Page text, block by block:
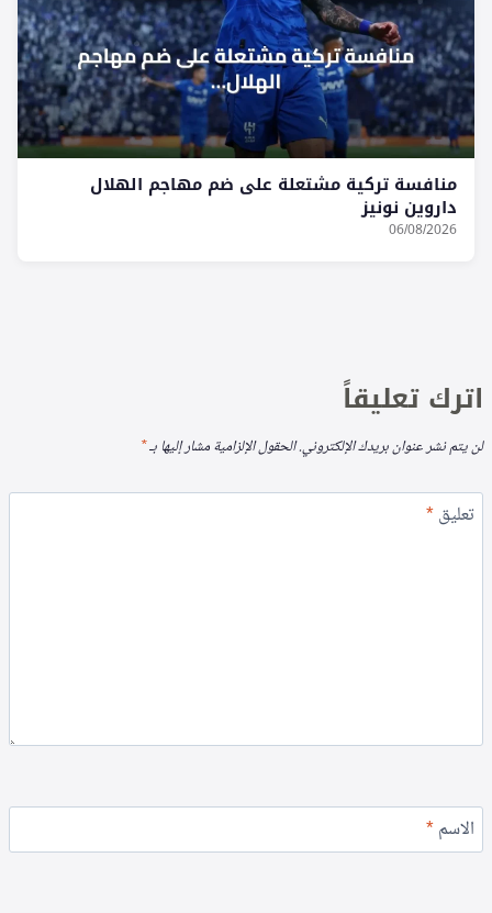
منافسة تركية مشتعلة على ضم مهاجم الهلال
داروين نونيز
06/08/2026
اترك تعليقاً
لن يتم نشر عنوان بريدك الإلكتروني.الحقول الإلزامية مشار إليها بـ*
تعليق*
الاسم*